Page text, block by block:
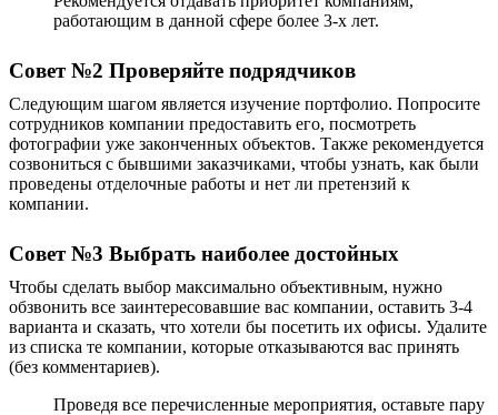
работающим в данной сфере более 3-х лет.
Совет №2 Проверяйте подрядчиков
Следующим шагом является изучение портфолио. Попросите
сотрудников компании предоставить его, посмотреть
фотографии уже законченных объектов. Также рекомендуется
созвониться с бывшими заказчиками, чтобы узнать, как были
проведены отделочные работы и нет ли претензий к
компании.
Совет №3 Выбрать наиболее достойных
Чтобы сделать выбор максимально объективным, нужно
обзвонить все заинтересовавшие вас компании, оставить 3-4
варианта и сказать, что хотели бы посетить их офисы. Удалите
из списка те компании, которые отказываются вас принять
(без комментариев).
Проведя все перечисленные мероприятия, оставьте пару